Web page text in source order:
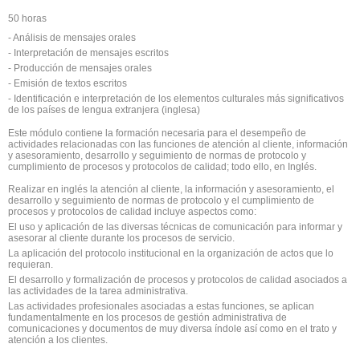
50 horas
- Análisis de mensajes orales
- Interpretación de mensajes escritos
- Producción de mensajes orales
- Emisión de textos escritos
- Identificación e interpretación de los elementos culturales más significativos
de los países de lengua extranjera (inglesa)
Este módulo contiene la formación necesaria para el desempeño de
actividades relacionadas con las funciones de atención al cliente, información
y asesoramiento, desarrollo y seguimiento de normas de protocolo y
cumplimiento de procesos y protocolos de calidad; todo ello, en Inglés.
Realizar en inglés la atención al cliente, la información y asesoramiento, el
desarrollo y seguimiento de normas de protocolo y el cumplimiento de
procesos y protocolos de calidad incluye aspectos como:
El uso y aplicación de las diversas técnicas de comunicación para informar y
asesorar al cliente durante los procesos de servicio.
La aplicación del protocolo institucional en la organización de actos que lo
requieran.
El desarrollo y formalización de procesos y protocolos de calidad asociados a
las actividades de la tarea administrativa.
Las actividades profesionales asociadas a estas funciones, se aplican
fundamentalmente en los procesos de gestión administrativa de
comunicaciones y documentos de muy diversa índole así como en el trato y
atención a los clientes.